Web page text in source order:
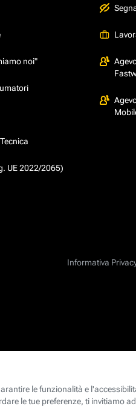
noi"
UE 2022/2065)
Informativa